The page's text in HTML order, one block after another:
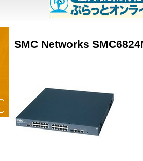
SMC Networks